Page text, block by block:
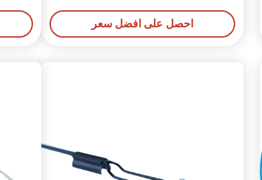
الأنف والأذن والحنجرة العمود الفقري أمراض
المسالك البولية أمراض النساء
احصل على افضل سعر